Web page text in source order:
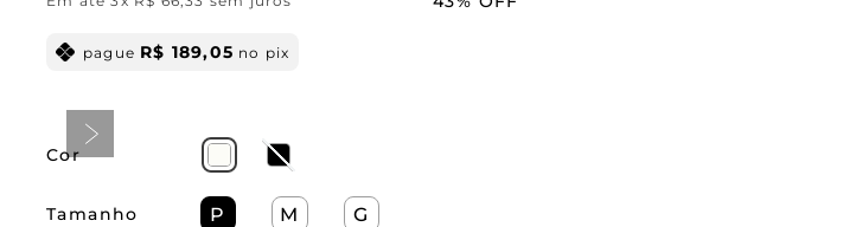
pague R$ 189,05 no pix
Cor
Tamanho P M G